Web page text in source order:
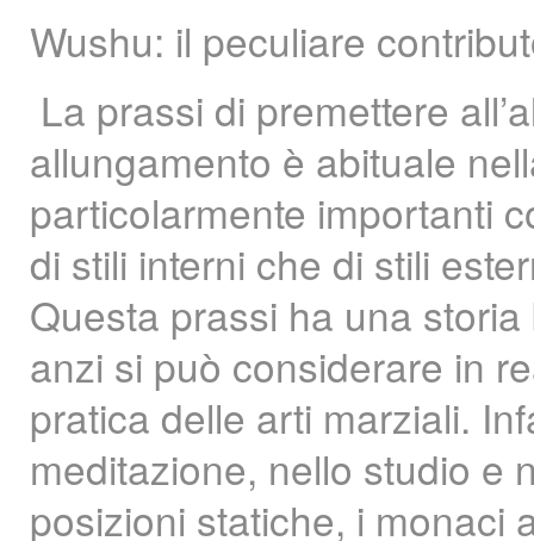
Wushu: il peculiare
La prassi di premettere
allungamento è abituale
particolarmente importanti
di stili interni che di stili
Questa prassi ha una
anzi si può considerare in
pratica delle arti marziali.
meditazione, nello studio e
posizioni statiche, i monaci